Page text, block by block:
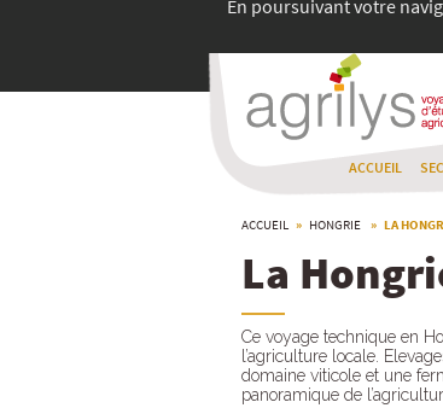
En poursuivant votre
ACCUEIL
ACCUEIL » HONGRIE » LA
La
Ce voyage technique en
l’agriculture locale.
domaine viticole et une
panoramique de